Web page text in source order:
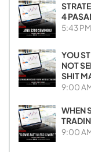
4
5:43 PM
YOU
NOT
SHIT
9:00
WHEN
9:00